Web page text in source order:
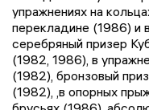
упражнениях на
перекладине (1986) и
серебряный призер
(1982, 1986), в
(1982), бронзовый
(1982), ,в опорных